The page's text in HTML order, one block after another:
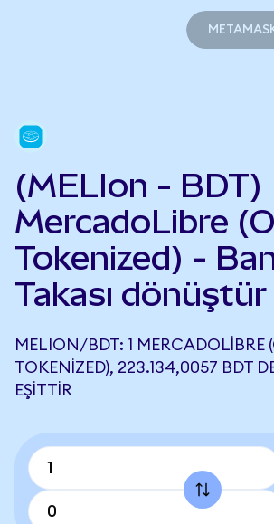
(MELIon - BDT)
MercadoLibre
Tokenized) -
Takası dönüştür
MELION/BDT: 1 MERCADOLIBRE
TOKENIZED), 223.134,0057 BDT
EŞITTIR